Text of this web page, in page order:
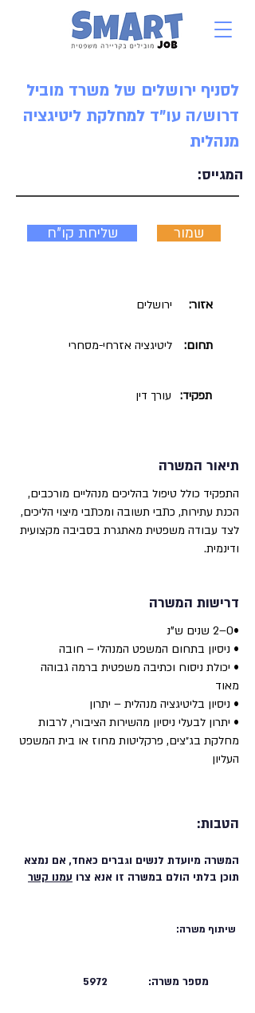
לסניף ירושלים של משרד מוביל
דרוש/ה עו"ד למחלקת ליטיגציה
מנהלית
המגייס:
שליחת קו"ח שמור
ירושלים אזור:
ליטיגציה אזרחי-מסחרי תחום:
עורך דין תפקיד:
תיאור המשרה
התפקיד כולל טיפול בהליכים מנהליים מורכבים,
הכנת עתירות, כתבי תשובה ומכתבי מיצוי הליכים,
לצד עבודה משפטית מאתגרת בסביבה מקצועית
ודינמית.
דרישות המשרה
•0–2 שנים ש"נ
• ניסיון בתחום המשפט המנהלי – חובה
• יכולת ניסוח וכתיבה משפטית ברמה גבוהה
מאוד
• ניסיון בליטיגציה מנהלית – יתרון
• יתרון לבעלי ניסיון מהשירות הציבורי, לרבות
מחלקת בג״צים, פרקליטות מחוז או בית המשפט
העליון
הטבות:
המשרה מיועדת לנשים וגברים כאחד, אם נמצא
תוכן בלתי הולם במשרה זו אנא צרו עמנו קשר
שיתוף משרה:
5972 מספר משרה: